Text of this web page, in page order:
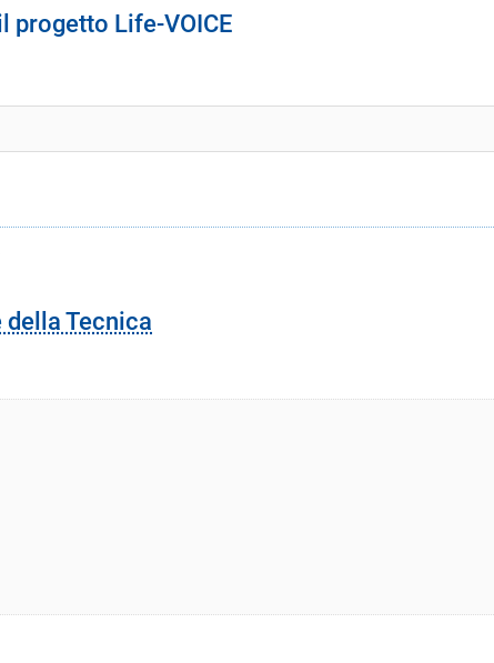
progetto Life-VOICE
Tecnica